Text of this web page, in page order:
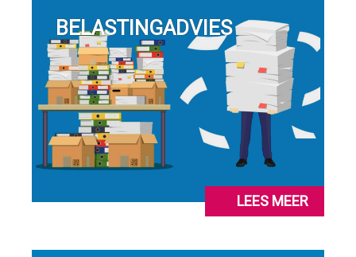
BELASTINGADVIES
LEES MEER